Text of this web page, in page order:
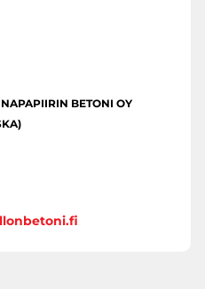
BETONI OY